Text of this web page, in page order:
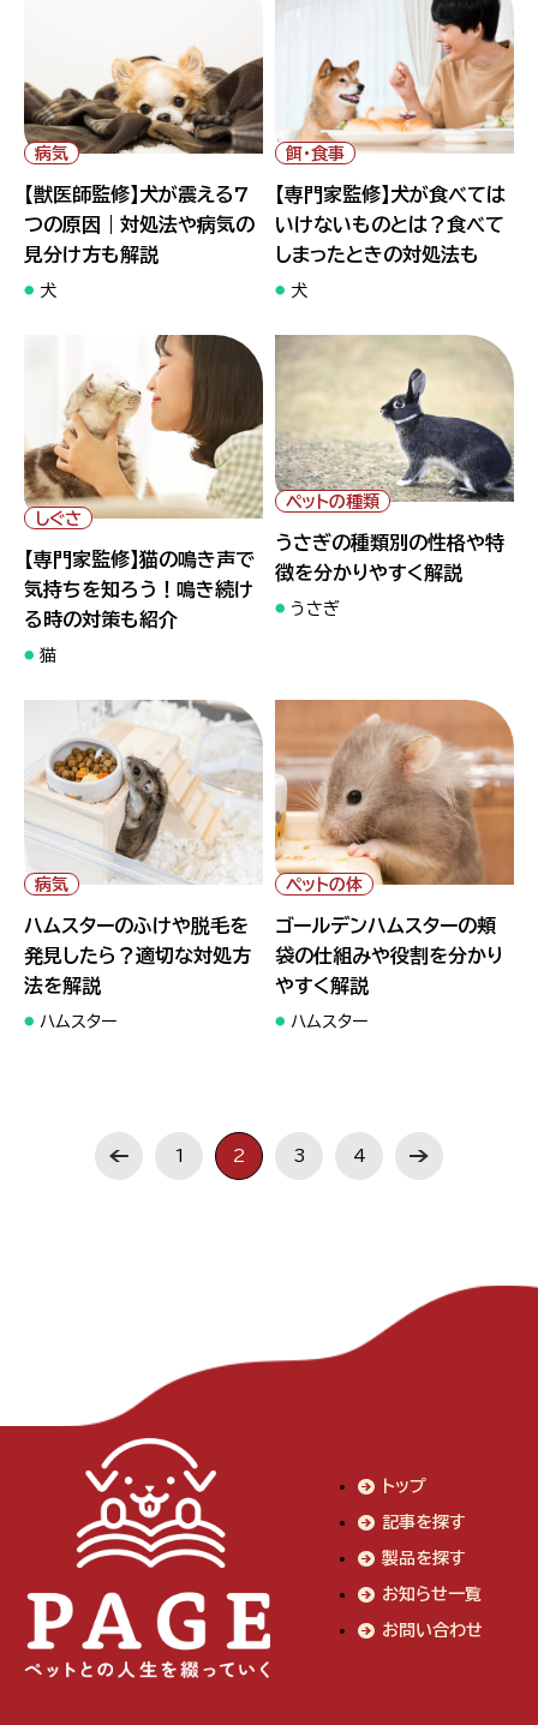
" alt="【獣医師監修】犬が震え
る7つの原因｜対処法や病気の
見分け方も解説">
病気
【獣医師監修】犬が震える7
つの原因｜対処法や病気の
見分け方も解説
犬
" alt="【専門家監修】犬が食べ
てはいけないものとは？食べて
しまったときの対処法も">
餌・食事
【専門家監修】犬が食べては
いけないものとは？食べて
しまったときの対処法も
犬
" alt="【専門家監修】猫の鳴き
声で気持ちを知ろう！鳴き続け
る時の対策も紹介">
しぐさ
【専門家監修】猫の鳴き声で
気持ちを知ろう！鳴き続け
る時の対策も紹介
猫
" alt="うさぎの種類別の性格
や特徴を分かりやすく解説">
ペットの種類
うさぎの種類別の性格や特
徴を分かりやすく解説
うさぎ
" alt="ハムスターのふけや脱毛
を発見したら？適切な対処方法
を解説">
病気
ハムスターのふけや脱毛を
発見したら？適切な対処方
法を解説
ハムスター
" alt="ゴールデンハムスターの
頬袋の仕組みや役割を分かりや
すく解説">
ペットの体
ゴールデンハムスターの頬
袋の仕組みや役割を分かり
やすく解説
ハムスター
1 2 3 4
トップ
記事を探す
製品を探す
お知らせ一覧
お問い合わせ